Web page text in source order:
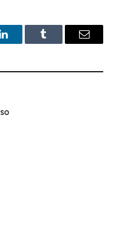
LinkedInTumblr Email